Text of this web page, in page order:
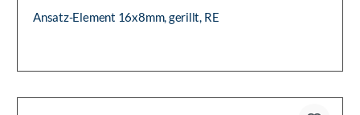
Ansatz-Element 16x8mm, gerillt, RE